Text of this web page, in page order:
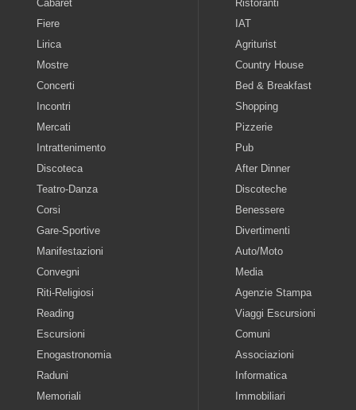
Cabaret
Fiere
Lirica
Mostre
Concerti
Incontri
Mercati
Intrattenimento
Discoteca
Teatro-Danza
Corsi
Gare-Sportive
Manifestazioni
Convegni
Riti-Religiosi
Reading
Escursioni
Enogastronomia
Raduni
Memoriali
Ristoranti
IAT
Agriturist
Country House
Bed & Breakfast
Shopping
Pizzerie
Pub
After Dinner
Discoteche
Benessere
Divertimenti
Auto/Moto
Media
Agenzie Stampa
Viaggi Escursioni
Comuni
Associazioni
Informatica
Immobiliari